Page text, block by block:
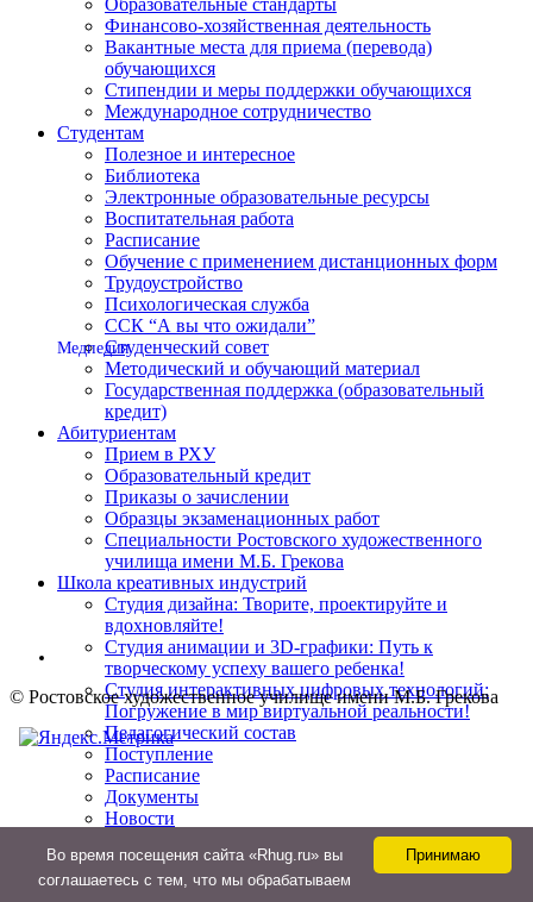
Образовательные стандарты
Финансово-хозяйственная деятельность
Вакантные места для приема (перевода)
обучающихся
Стипендии и меры поддержки обучающихся
Международное сотрудничество
Студентам
Полезное и интересное
Библиотека
Электронные образовательные ресурсы
Воспитательная работа
Расписание
Обучение с применением дистанционных форм
Трудоустройство
Психологическая служба
ССК “А вы что ожидали”
Студенческий совет
Методический и обучающий материал
Государственная поддержка (образовательный
кредит)
Абитуриентам
Прием в РХУ
Образовательный кредит
Приказы о зачислении
Образцы экзаменационных работ
Специальности Ростовского художественного
училища имени М.Б. Грекова
Школа креативных индустрий
Студия дизайна: Творите, проектируйте и
вдохновляйте!
Студия анимации и 3D-графики: Путь к
творческому успеху вашего ребенка!
Студия интерактивных цифровых технологий:
Погружение в мир виртуальной реальности!
Педагогический состав
Поступление
Расписание
Документы
Новости
Дополнительное образование
Контакты
Медпедия
© Ростовское художественное училище имени М.Б. Грекова
Принимаю
Во время посещения сайта «Rhug.ru» вы
соглашаетесь с тем, что мы обрабатываем